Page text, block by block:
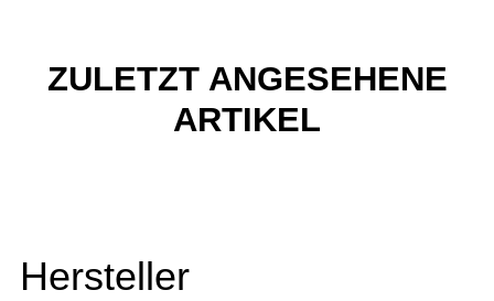
ZULETZT ANGESEHENE
ARTIKEL
Hersteller